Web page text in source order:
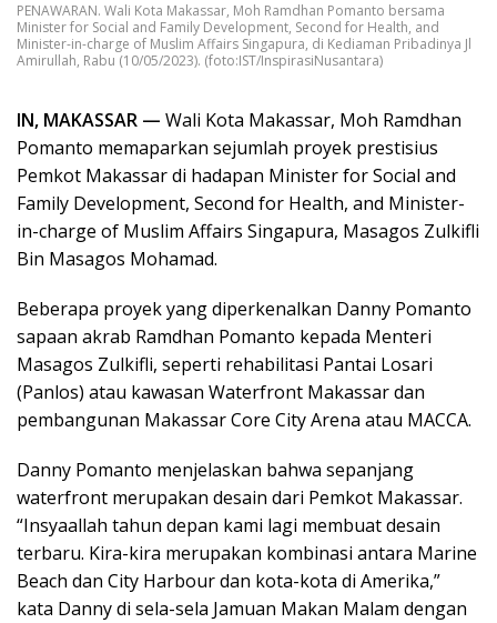
PENAWARAN. Wali Kota Makassar, Moh Ramdhan Pomanto bersama
Minister for Social and Family Development, Second for Health, and
Minister-in-charge of Muslim Affairs Singapura, di Kediaman Pribadinya Jl
Amirullah, Rabu (10/05/2023). (foto:IST/InspirasiNusantara)
IN, MAKASSAR — Wali Kota Makassar, Moh Ramdhan
Pomanto memaparkan sejumlah proyek prestisius
Pemkot Makassar di hadapan Minister for Social and
Family Development, Second for Health, and Minister-
in-charge of Muslim Affairs Singapura, Masagos Zulkifli
Bin Masagos Mohamad.
Beberapa proyek yang diperkenalkan Danny Pomanto
sapaan akrab Ramdhan Pomanto kepada Menteri
Masagos Zulkifli, seperti rehabilitasi Pantai Losari
(Panlos) atau kawasan Waterfront Makassar dan
pembangunan Makassar Core City Arena atau MACCA.
Danny Pomanto menjelaskan bahwa sepanjang
waterfront merupakan desain dari Pemkot Makassar.
“Insyaallah tahun depan kami lagi membuat desain
terbaru. Kira-kira merupakan kombinasi antara Marine
Beach dan City Harbour dan kota-kota di Amerika,”
kata Danny di sela-sela Jamuan Makan Malam dengan